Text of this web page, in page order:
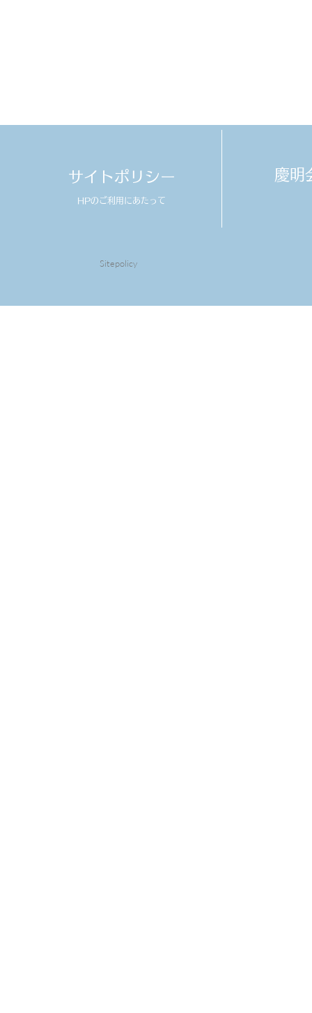
サイトポリシー
HPのご利用にあたって
慶明
Sitepolicy